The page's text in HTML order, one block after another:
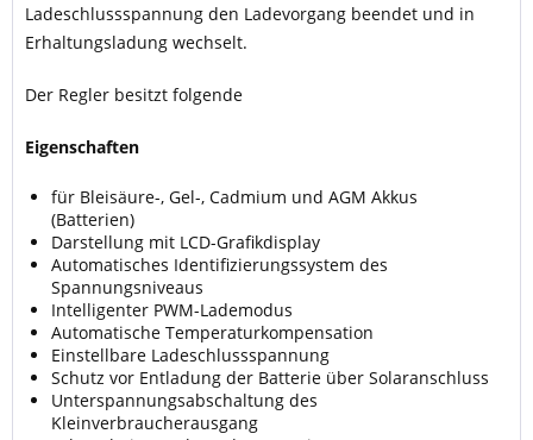
Ladeschlussspannung den Ladevorgang beendet und in
Erhaltungsladung wechselt.
Der Regler besitzt folgende
Eigenschaften
für Bleisäure-, Gel-, Cadmium und AGM Akkus
(Batterien)
Darstellung mit LCD-Grafikdisplay
Automatisches Identifizierungssystem des
Spannungsniveaus
Intelligenter PWM-Lademodus
Automatische Temperaturkompensation
Einstellbare Ladeschlussspannung
Schutz vor Entladung der Batterie über Solaranschluss
Unterspannungsabschaltung des
Kleinverbraucherausgang